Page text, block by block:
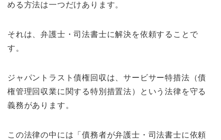
める方法は一つだけあります。
それは、弁護士・司法書士に解決を依頼することで
す。
ジャパントラスト債権回収は、サービサー特措法（債
権管理回収業に関する特別措置法）という法律を守る
義務があります。
この法律の中には「債務者が弁護士・司法書士に依頼